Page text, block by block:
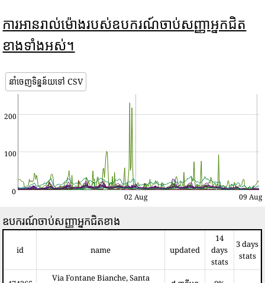
ការអានរាល់ម៉ោងរបស់ឧបករណ៍ចាប់សញ្ញាអ្នកជិត
ខាងទាំងអស់។
នាំចេញទិន្នន័យទៅ CSV
0
100
200
02 Aug 09 Aug
ឧបករណ៍ចាប់សញ្ញាអ្នកជិតខាង
id name updated
14
days
stats
3 days
stats
Via Fontane Bianche, Santa